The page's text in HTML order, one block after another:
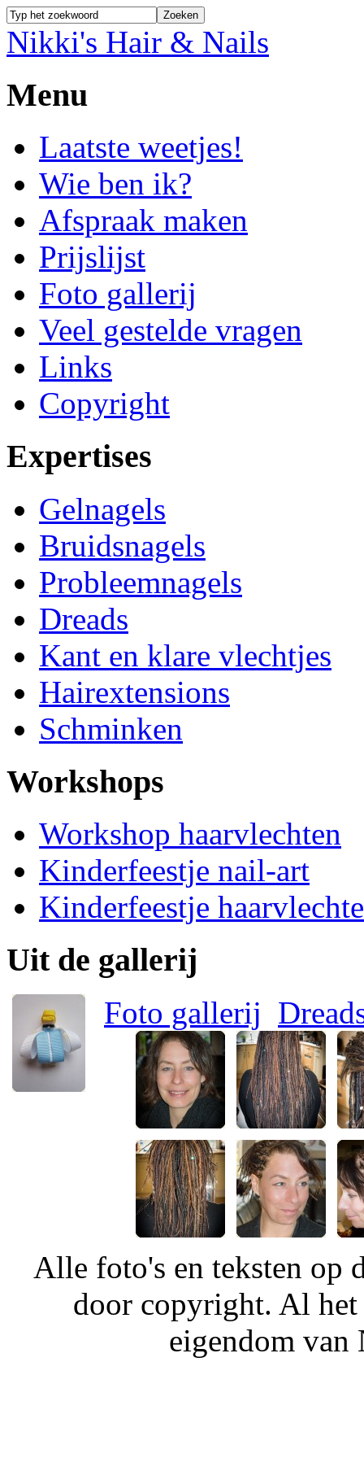
Nikki's Hair & Nails
Menu
Laatste weetjes!
Wie ben ik?
Afspraak maken
Prijslijst
Foto gallerij
Veel gestelde vragen
Links
Copyright
Expertises
Gelnagels
Bruidsnagels
Probleemnagels
Dreads
Kant en klare vlechtjes
Hairextensions
Schminken
Workshops
Workshop haarvlechten
Kinderfeestje nail-art
Kinderfeestje
Uit de gallerij
Foto gallerij
Alle foto's en teksten op
door copyright. Al het
eigendom